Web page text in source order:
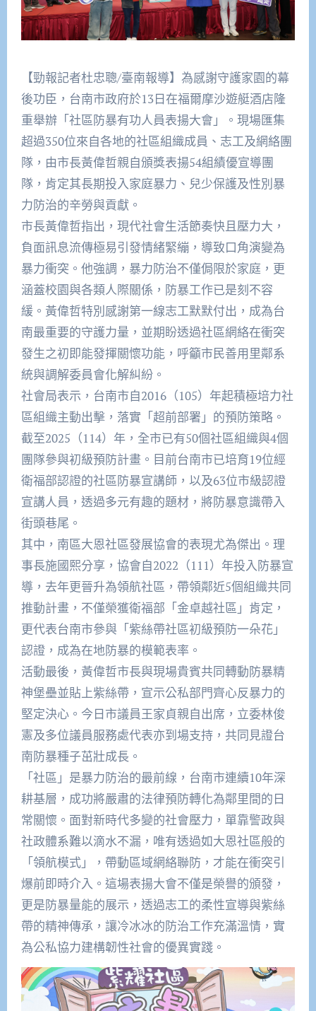
【勁報記者杜忠聰/臺南報導】為感謝守護家園的幕
後功臣，台南市政府於13日在福爾摩沙遊艇酒店隆
重舉辦「社區防暴有功人員表揚大會」。現場匯集
超過350位來自各地的社區組織成員、志工及網絡團
隊，由市長黃偉哲親自頒獎表揚54組績優宣導團
隊，肯定其長期投入家庭暴力、兒少保護及性別暴
力防治的辛勞與貢獻。
市長黃偉哲指出，現代社會生活節奏快且壓力大，
負面訊息流傳極易引發情緒緊繃，導致口角演變為
暴力衝突。他強調，暴力防治不僅侷限於家庭，更
涵蓋校園與各類人際關係，防暴工作已是刻不容
緩。黃偉哲特別感謝第一線志工默默付出，成為台
南最重要的守護力量，並期盼透過社區網絡在衝突
發生之初即能發揮關懷功能，呼籲市民善用里鄰系
統與調解委員會化解糾紛。
社會局表示，台南市自2016（105）年起積極培力社
區組織主動出擊，落實「超前部署」的預防策略。
截至2025（114）年，全市已有50個社區組織與4個
團隊參與初級預防計畫。目前台南市已培育19位經
衛福部認證的社區防暴宣講師，以及63位市級認證
宣講人員，透過多元有趣的題材，將防暴意識帶入
街頭巷尾。
其中，南區大恩社區發展協會的表現尤為傑出。理
事長施國熙分享，協會自2022（111）年投入防暴宣
導，去年更晉升為領航社區，帶領鄰近5個組織共同
推動計畫，不僅榮獲衛福部「金卓越社區」肯定，
更代表台南市參與「紫絲帶社區初級預防一朵花」
認證，成為在地防暴的模範表率。
活動最後，黃偉哲市長與現場貴賓共同轉動防暴精
神堡壘並貼上紫絲帶，宣示公私部門齊心反暴力的
堅定決心。今日市議員王家貞親自出席，立委林俊
憲及多位議員服務處代表亦到場支持，共同見證台
南防暴種子茁壯成長。
「社區」是暴力防治的最前線，台南市連續10年深
耕基層，成功將嚴肅的法律預防轉化為鄰里間的日
常關懷。面對新時代多變的社會壓力，單靠警政與
社政體系難以滴水不漏，唯有透過如大恩社區般的
「領航模式」，帶動區域網絡聯防，才能在衝突引
爆前即時介入。這場表揚大會不僅是榮譽的頒發，
更是防暴量能的展示，透過志工的柔性宣導與紫絲
帶的精神傳承，讓冷冰冰的防治工作充滿溫情，實
為公私協力建構韌性社會的優異實踐。